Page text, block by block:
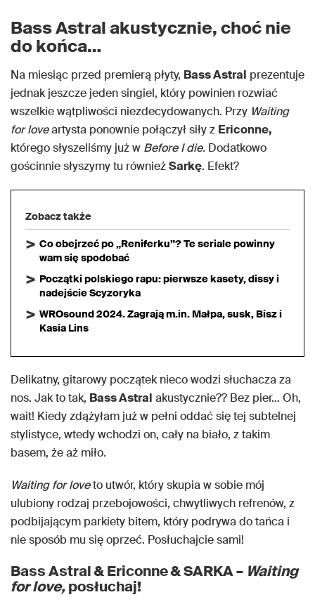
Bass Astral akustycznie, choć nie
do końca…
Na miesiąc przed premierą płyty, Bass Astral prezentuje
jednak jeszcze jeden singiel, który powinien rozwiać
wszelkie wątpliwości niezdecydowanych. Przy Waiting
for loveartysta ponownie połączył siły z Ericonne,
którego słyszeliśmy już w Before I die. Dodatkowo
gościnnie słyszymy tu równieżSarkę. Efekt?
Zobacz także
Co obejrzeć po „Reniferku”? Te seriale powinny
wam się spodobać
Początki polskiego rapu: pierwsze kasety, dissy i
nadejście Scyzoryka
WROsound 2024. Zagrają m.in. Małpa, susk, Bisz i
Kasia Lins
Delikatny, gitarowy początek nieco wodzi słuchacza za
nos. Jak to tak, Bass Astral akustycznie?? Bez pier… Oh,
wait! Kiedy zdążyłam już w pełni oddać się tej subtelnej
stylistyce, wtedy wchodzi on, cały na biało, z takim
basem, że aż miło.
Waiting for loveto utwór, który skupia w sobie mój
ulubiony rodzaj przebojowości, chwytliwych refrenów, z
podbijającym parkiety bitem, który podrywa do tańca i
nie sposób mu się oprzeć. Posłuchajcie sami!
Bass Astral & Ericonne & SARKA – Waiting
for love,posłuchaj!